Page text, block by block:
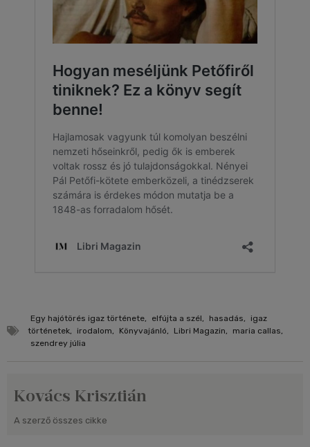
Egy hajótörés igaz története elfújta a szél hasadás
igaz
történetek
irodalom Könyvajánló Libri Magazin maria callas
szendrey júlia
Kovács Krisztián
A szerző összes cikke